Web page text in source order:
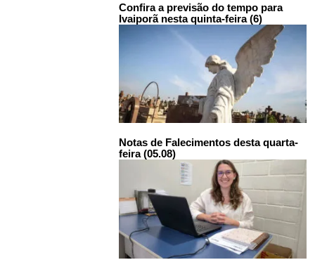
Confira a previsão do tempo para
Ivaiporã nesta quinta-feira (6)
Notas de Falecimentos desta quarta-
feira (05.08)